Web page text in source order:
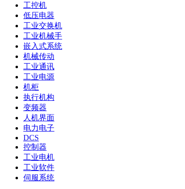
工控机
低压电器
工业交换机
工业机械手
嵌入式系统
机械传动
工业通讯
工业电源
机柜
执行机构
变频器
人机界面
电力电子
DCS
控制器
工业电机
工业软件
伺服系统